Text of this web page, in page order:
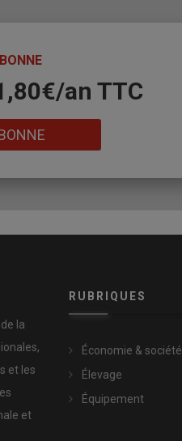
an​ TTC
la
et les
et
RUBRIQUES
Économie & société
Élevage
Équipement